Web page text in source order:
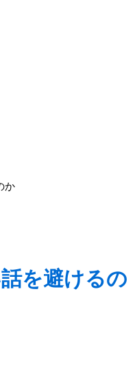
か
を避けるの